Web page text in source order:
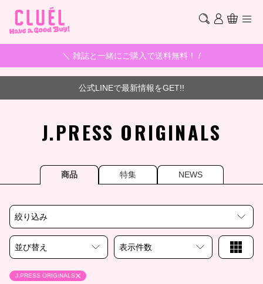
＼ 雑誌と一緒にご購入で送料無料！ /
公式LINEで最新情報をGET!!
J.PRESS ORIGINALS
商品 特集 NEWS
絞り込み
並び替え 表示件数
J.PRESS ORIGINALS